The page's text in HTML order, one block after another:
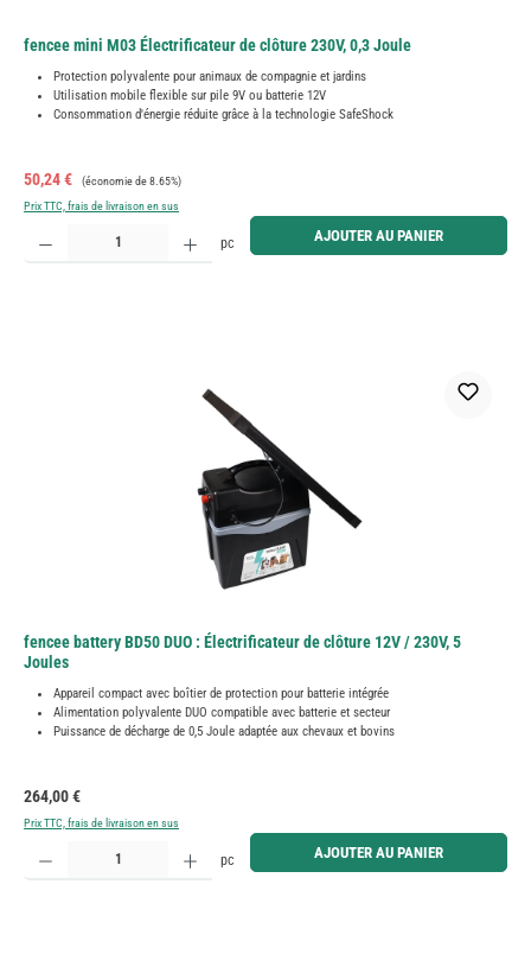
fencee mini M03 Électrificateur de clôture 230V, 0,3 Joule
Protection polyvalente pour animaux de compagnie et jardins
Utilisation mobile flexible sur pile 9V ou batterie 12V
Consommation d'énergie réduite grâce à la technologie SafeShock
Prix de vente :
50,24 € Prix régulier :
(économie de 8.65%)
Prix TTC, frais de livraison en sus
Quantité de produit : Entrez la quantité souhaitée ou utilisez les boutons pour augmenter ou
pc AJOUTER AU PANIER
fencee battery BD50 DUO : Électrificateur de clôture 12V / 230V, 5
Joules
Appareil compact avec boîtier de protection pour batterie intégrée
Alimentation polyvalente DUO compatible avec batterie et secteur
Puissance de décharge de 0,5 Joule adaptée aux chevaux et bovins
Prix régulier :
264,00 €
Prix TTC, frais de livraison en sus
Quantité de produit : Entrez la quantité souhaitée ou utilisez les boutons pour augmenter ou
pc AJOUTER AU PANIER